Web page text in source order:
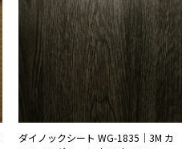
ダイノックシート WG-1835｜3M カ